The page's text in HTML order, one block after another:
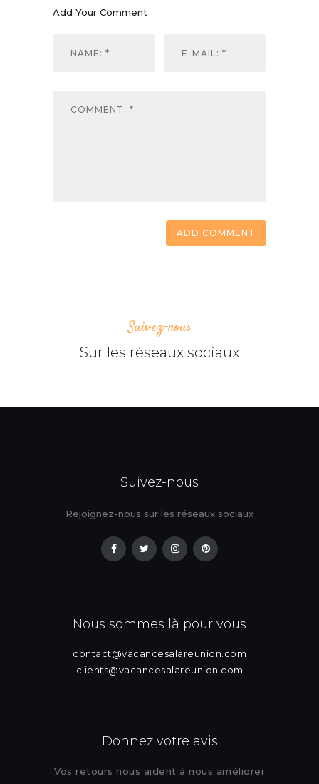
Add Your Comment
Suivez-nous
Sur les réseaux sociaux
Suivez-nous
Rejoignez-nous sur les réseaux sociaux
Nous sommes là pour vous
contact@vacancesalareunion.com
clients@vacancesalareunion.com
Donnez votre avis
Vos retours nous aident à nous améliorer